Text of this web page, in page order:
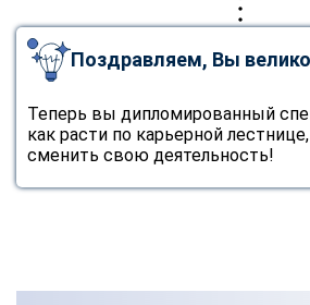
Поздравляем, Вы
Теперь вы дипломированный
как расти по карьерной
сменить свою деятельность!